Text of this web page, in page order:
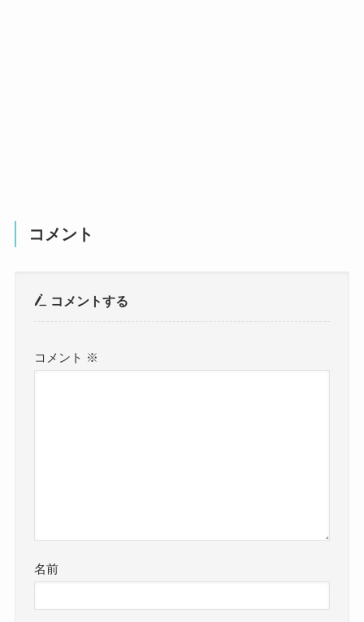
コメント
コメントする
コメント ※
名前